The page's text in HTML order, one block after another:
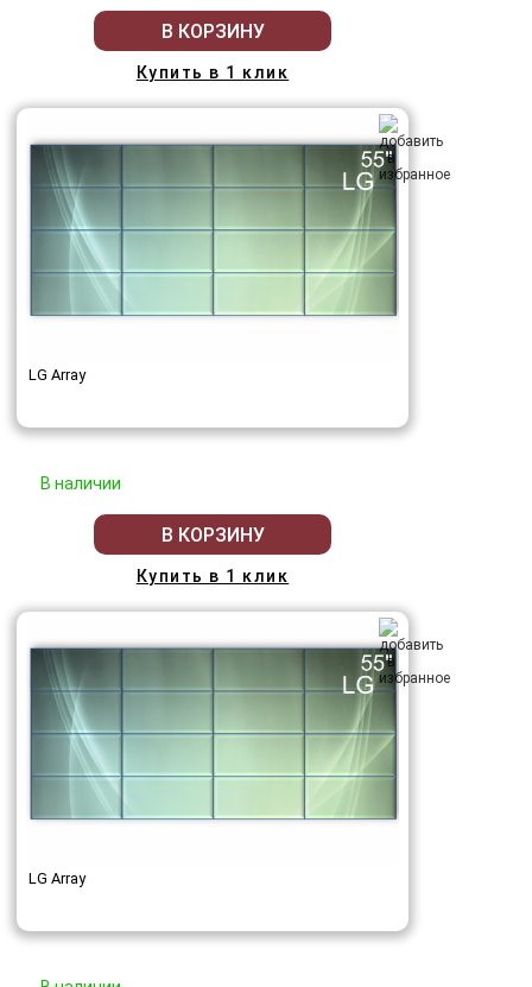
В КОРЗИНУ
Купить в 1 клик
LG Array
В наличии
В КОРЗИНУ
Купить в 1 клик
LG Array